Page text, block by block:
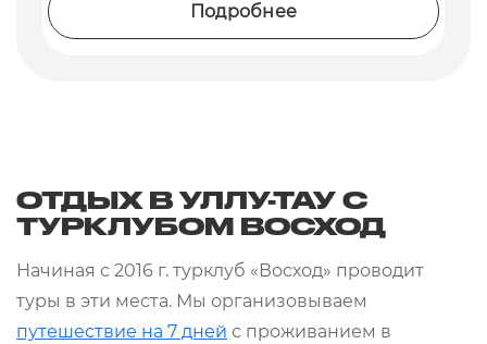
Подробнее
ОТДЫХ В УЛЛУ-ТАУ С
ТУРКЛУБОМ ВОСХОД
Начиная с 2016 г. турклуб «Восход» проводит
туры в эти места. Мы организовываем
путешествие на 7 дней с проживанием в